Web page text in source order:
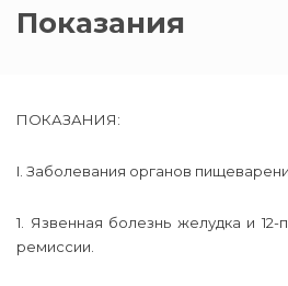
Показания
ПОКАЗАНИЯ:
I. Заболевания органов
1. Язвенная болезнь желудка и
ремиссии.